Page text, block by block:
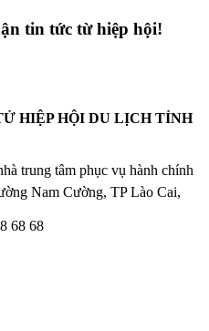
tin tức từ hiệp hội!
HIỆP HỘI DU LỊCH TỈNH
trung tâm phục vụ hành chính
Nam Cường, TP Lào Cai,
68 68